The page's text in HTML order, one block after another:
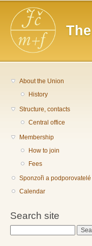
Main menu
About the Union
History
Structure, contacts
Central office
Membership
How to join
Fees
Sponzoři a podporovatelé
Calendar
Search site